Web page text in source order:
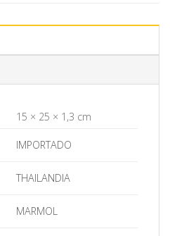
15 × 25 × 1,3 cm
IMPORTADO
THAILANDIA
MARMOL